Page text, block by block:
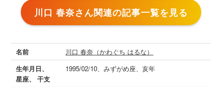
川口 春奈さん関連の記事一覧を見る
名前
川口 春奈（かわぐち はるな）
生年月日、
星座、 干支
1995/02/10、みずがめ座、亥年